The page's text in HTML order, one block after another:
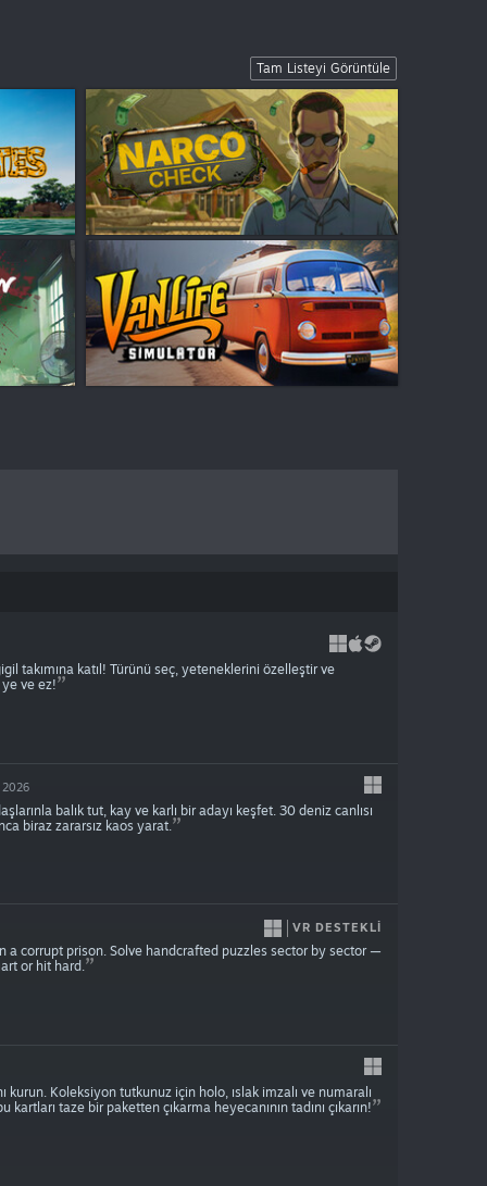
Tam Listeyi Görüntüle
$19.99
takımına katıl! Türünü seç, yeteneklerini özelleştir ve
ye ve ez!
2026
balık tut, kay ve karlı bir adayı keşfet. 30 deniz canlısı
biraz zararsız kaos yarat.
VR DESTEKLI
a corrupt prison. Solve handcrafted puzzles sector by sector —
or hit hard.
kurun. Koleksiyon tutkunuz için holo, ıslak imzalı ve numaralı
taze bir paketten çıkarma heyecanının tadını çıkarın!